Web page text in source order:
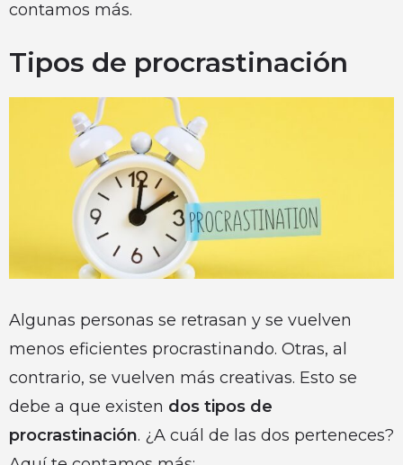
contamos más.
Tipos de procrastinación
Algunas personas se retrasan y se vuelven
menos eficientes procrastinando. Otras, al
contrario, se vuelven más creativas. Esto se
debe a que existen dos tipos de
procrastinación. ¿A cuál de las dos perteneces?